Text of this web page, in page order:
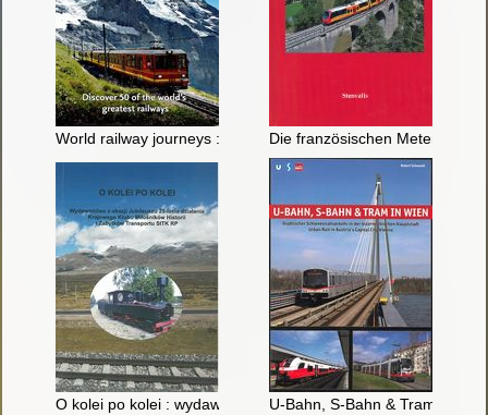
World railway journeys : Discover 50 of the world's greatest
Die französischen
O kolei po kolei : wydawnictwo z okazji jubileuszu 25-lecia
U-Bahn, S-Bahn & Tram in